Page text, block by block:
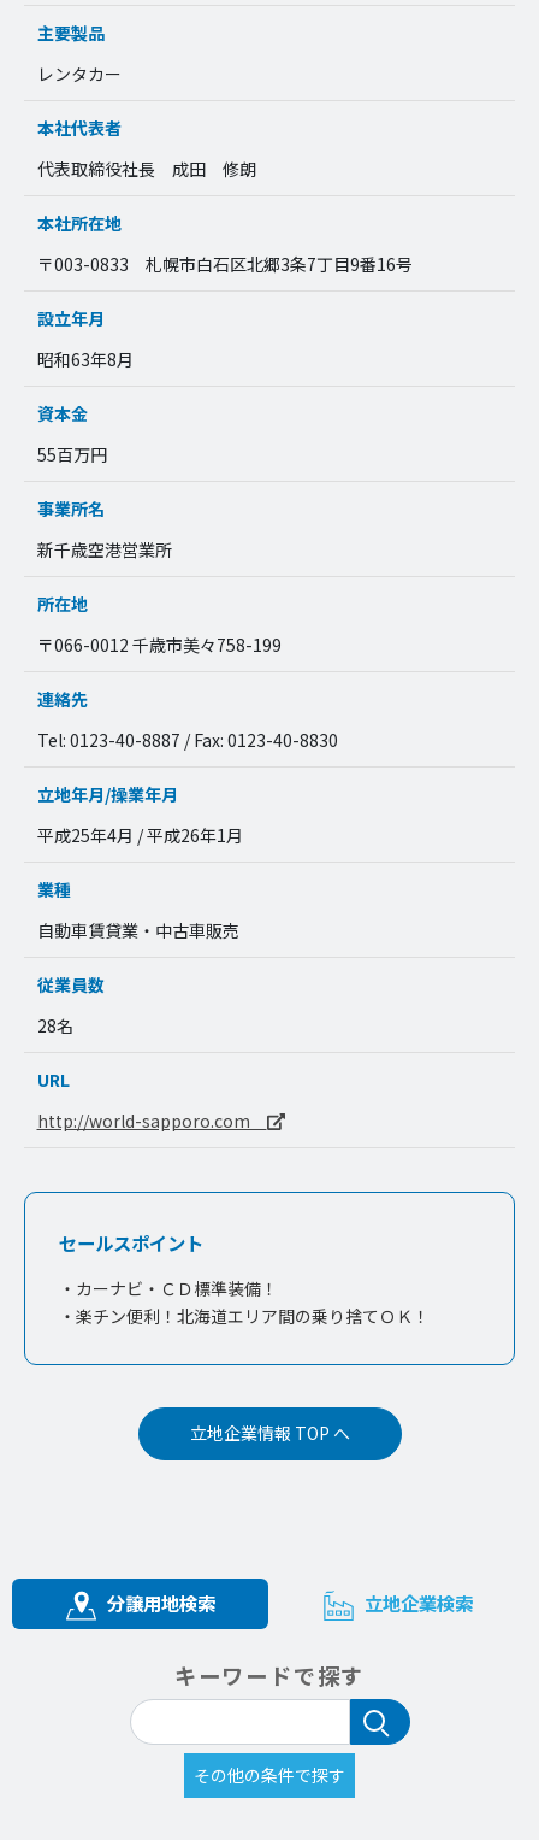
主要製品
レンタカー
本社代表者
代表取締役社長 成田 修朗
本社所在地
〒003-0833 札幌市白石区北郷3条7丁目9番16号
設立年月
昭和63年8月
資本金
55百万円
事業所名
新千歳空港営業所
所在地
〒066-0012 千歳市美々758-199
連絡先
Tel: 0123-40-8887 / Fax: 0123-40-8830
立地年月/操業年月
平成25年4月 / 平成26年1月
業種
自動車賃貸業・中古車販売
従業員数
28名
URL
http://world-sapporo.com
セールスポイント
・カーナビ・ＣＤ標準装備！
・楽チン便利！北海道エリア間の乗り捨てＯＫ！
立地企業情報 TOP へ
分譲用地検索 立地企業検索
キーワードで探す